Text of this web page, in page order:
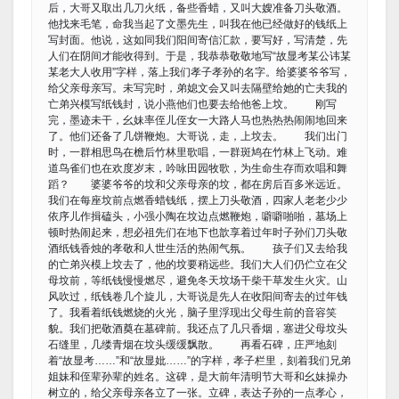
后，大哥又取出几刀火纸，备些香蜡，又叫大嫂准备刀头敬酒。
他找来毛笔，命我当起了文墨先生，叫我在他已经做好的钱纸上
写封面。他说，这如同我们阳间寄信汇款，要写好，写清楚，先
人们在阴间才能收得到。于是，我恭恭敬敬地写“故显考某公讳某
某老大人收用”字样，落上我们孝子孝孙的名字。给婆婆爷爷写，
给父亲母亲写。未写完时，弟媳文会又叫去隔壁给她的亡夫我的
亡弟兴模写纸钱封，说小燕他们也要去给他爸上坟。 刚写
完，墨迹未干，幺妹率侄儿侄女一大路人马也热热热闹闹地回来
了。他们还备了几饼鞭炮。大哥说，走，上坟去。 我们出门
时，一群相思鸟在檐后竹林里歌唱，一群斑鸠在竹林上飞动。难
道鸟雀们也在欢度岁末，吟咏田园牧歌，为生命生存而欢唱和舞
蹈？ 婆婆爷爷的坟和父亲母亲的坟，都在房后百多米远近。
我们在每座坟前点燃香蜡钱纸，摆上刀头敬酒，四家人老老少少
依序儿作揖磕头，小强小陶在坟边点燃鞭炮，噼噼啪啪，墓场上
顿时热闹起来，想必祖先们在地下也歆享着过年时子孙们刀头敬
酒纸钱香烛的孝敬和人世生活的热闹气氛。 孩子们又去给我
的亡弟兴模上坟去了，他的坟要稍远些。我们大人们仍伫立在父
母坟前，等纸钱慢慢燃尽，避免冬天坟场干柴干草发生火灾。山
风吹过，纸钱卷几个旋儿，大哥说是先人在收阳间寄去的过年钱
了。我看着纸钱燃烧的火光，脑子里浮现出父母生前的音容笑
貌。我们把敬酒奠在墓碑前。我还点了几只香烟，塞进父母坟头
石缝里，几缕青烟在坟头缓缓飘散。 再看石碑，庄严地刻
着“故显考……”和“故显妣……”的字样，孝子栏里，刻着我们兄弟
姐妹和侄辈孙辈的姓名。这碑，是大前年清明节大哥和幺妹操办
树立的，给父亲母亲各立了一张。立碑，表达子孙的一点孝心，